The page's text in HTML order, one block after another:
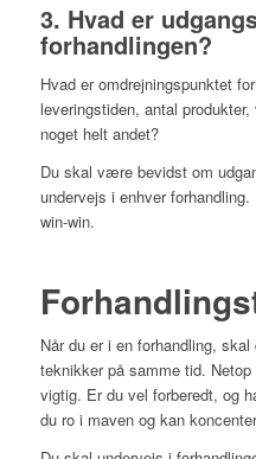
3. Hvad er
forhandlingen?
Hvad er omdrejningspunktet
leveringstiden, antal
noget helt andet?
Du skal være bevidst om
undervejs i enhver
win-win.
Når du er i en forhandling,
teknikker på samme tid.
vigtig. Er du vel forberedt, og
du ro i maven og kan